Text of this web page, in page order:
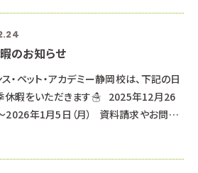
２０２
１日（土）・２２日（日） ２日間の開催です
同じ内容のため、都合の良い方を選ん
てね！ ☆時間☆
のお知らせ
・ペット・アカデミー静岡校は、下記の日
休暇をいただきます☃ 2025年12月26
～2026年1月5日（月） 資料請求やお問い